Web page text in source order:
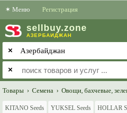
✶ Меню Регистрация
sell buy.zone
АЗЕРБАЙДЖАН
✕
✕
Товары › Семена › Овощи, бахчевые,
KITANO Seeds YUKSEL Seeds HOLLAR